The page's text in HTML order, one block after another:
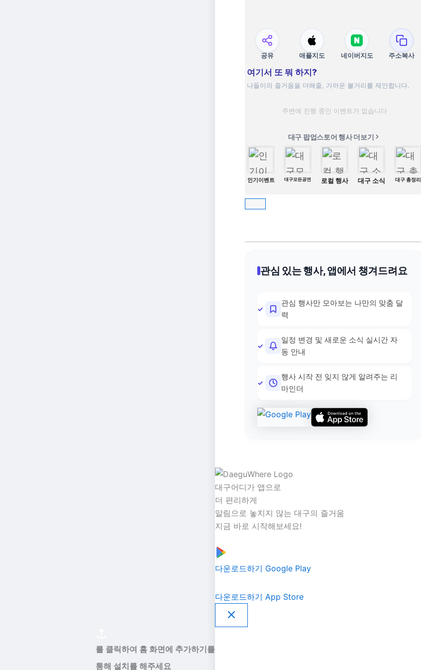
공유 애플지도 네이버지도 주소복사
여기서 또 뭐 하지?
나들이의 즐거움을 더해줄, 가까운 볼거리를 제안합니다.
주변에 진행 중인 이벤트가 없습니다
대구 팝업스토어 행사 더보기
인기이벤트 대구모든공연 로컬 행사 대구 소식 대구 총정리
관심 있는 행사, 앱에서 챙겨드려요
관심 행사만 모아보는 나만의 맞춤 달
력
일정 변경 및 새로운 소식 실시간 자
동 안내
행사 시작 전 잊지 않게 알려주는 리
마인더
대구어디가 앱으로
더 편리하게
알림으로 놓치지 않는 대구의 즐거움
지금 바로 시작해보세요!
다운로드하기 Google Play
다운로드하기 App Store
를 클릭하여 홈 화면에 추가하기를
통해 설치를 해주세요